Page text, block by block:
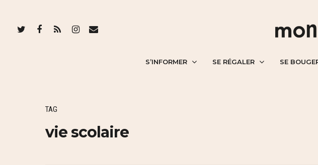
S’INFORMER SE RÉGALER SE
TAG
vie scolaire